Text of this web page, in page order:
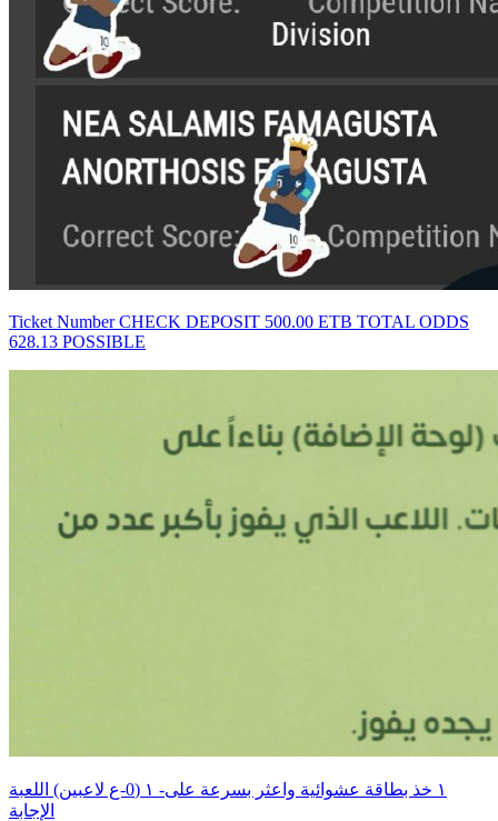
Ticket Number CHECK DEPOSIT 500.00 ETB TOTAL ODDS
628.13 POSSIBLE
اللعبة ‎١‏ (0-ع لاعبين) ‎-١‏ خذ بطاقة عشوائية واعثر بسرعة على
الإجابة